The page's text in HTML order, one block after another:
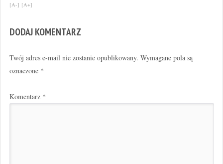
[A-] [A+]
DODAJ KOMENTARZ
Twój adres e-mail nie zostanie opublikowany. Wymagane pola są
oznaczone *
Komentarz *